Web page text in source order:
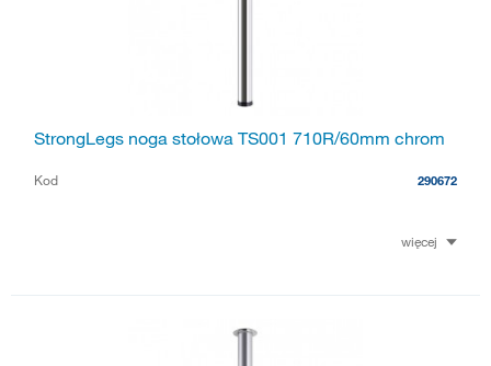
StrongLegs noga stołowa TS001 710R/60mm chrom
Kod 290672
więcej